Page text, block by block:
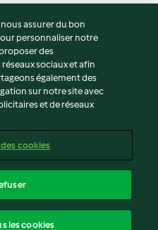
assurer du bon
personnaliser notre
des
sociaux et afin
également des
sur notre site avec
et de réseaux
cookies
les cookies